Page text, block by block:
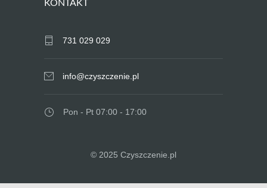
KONTAKT
731 029 029
info@czyszczenie.pl
Pon - Pt 07:00 - 17:00
© 2025 Czyszczenie.pl